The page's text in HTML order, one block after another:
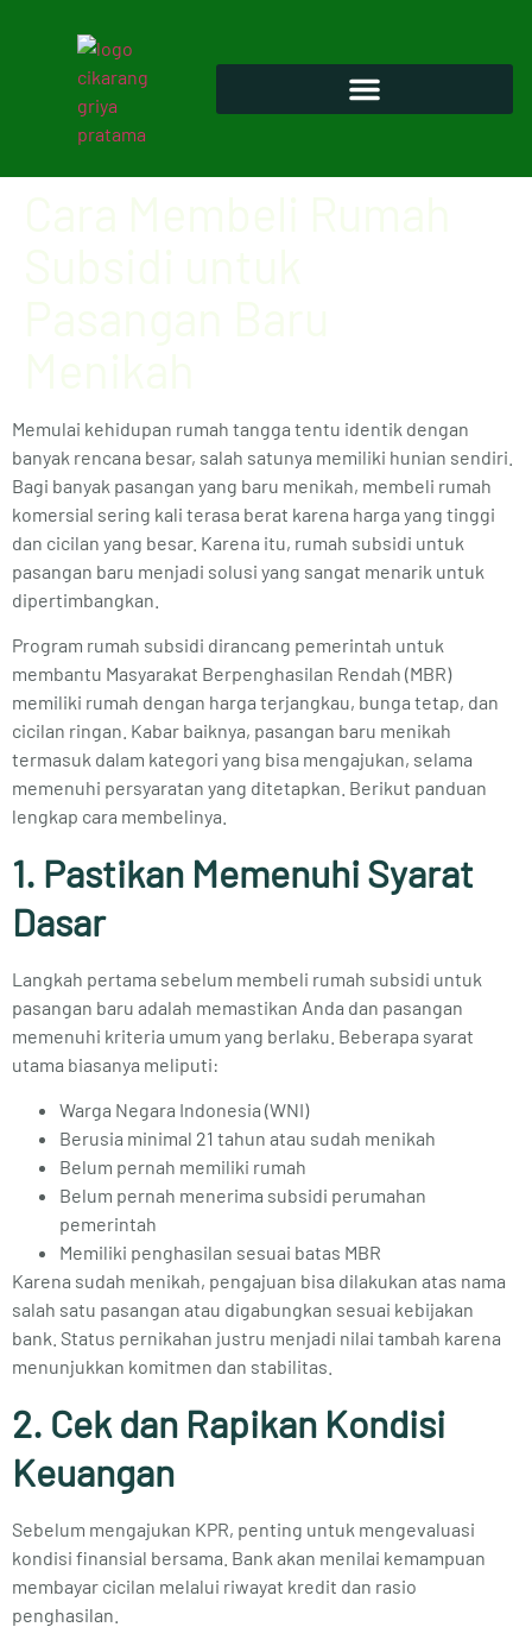
Memulai kehidupan rumah tangga tentu identik dengan
banyak rencana besar, salah satunya memiliki hunian sendiri.
Bagi banyak pasangan yang baru menikah, membeli rumah
komersial sering kali terasa berat karena harga yang tinggi
dan cicilan yang besar. Karena itu, rumah subsidi untuk
pasangan baru menjadi solusi yang sangat menarik untuk
dipertimbangkan.
Program rumah subsidi dirancang pemerintah untuk
membantu Masyarakat Berpenghasilan Rendah (MBR)
memiliki rumah dengan harga terjangkau, bunga tetap, dan
cicilan ringan. Kabar baiknya, pasangan baru menikah
termasuk dalam kategori yang bisa mengajukan, selama
memenuhi persyaratan yang ditetapkan. Berikut panduan
lengkap cara membelinya.
1. Pastikan Memenuhi Syarat
Dasar
Langkah pertama sebelum membeli rumah subsidi untuk
pasangan baru adalah memastikan Anda dan pasangan
memenuhi kriteria umum yang berlaku. Beberapa syarat
utama biasanya meliputi:
Warga Negara Indonesia (WNI)
Berusia minimal 21 tahun atau sudah menikah
Belum pernah memiliki rumah
Belum pernah menerima subsidi perumahan
pemerintah
Memiliki penghasilan sesuai batas MBR
Karena sudah menikah, pengajuan bisa dilakukan atas nama
salah satu pasangan atau digabungkan sesuai kebijakan
bank. Status pernikahan justru menjadi nilai tambah karena
menunjukkan komitmen dan stabilitas.
2. Cek dan Rapikan Kondisi
Keuangan
Sebelum mengajukan KPR, penting untuk mengevaluasi
kondisi finansial bersama. Bank akan menilai kemampuan
membayar cicilan melalui riwayat kredit dan rasio
penghasilan.